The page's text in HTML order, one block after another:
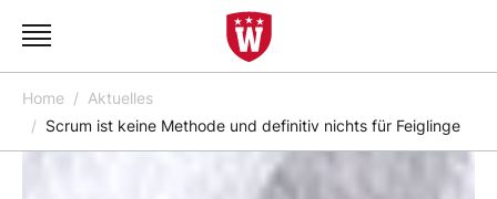
Home
Aktuelles
Scrum ist keine Methode und definitiv nichts für Feiglinge